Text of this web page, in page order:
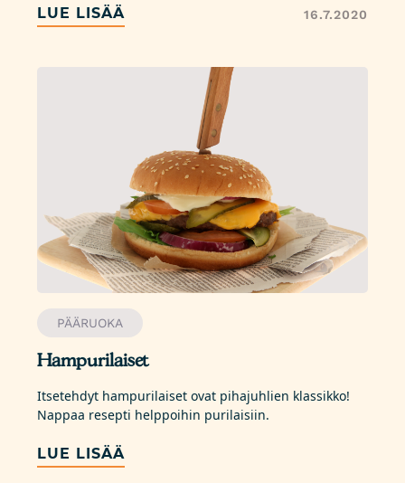
LUE LISÄÄ 16.7.2020
PÄÄRUOKA
Hampurilaiset
Itsetehdyt hampurilaiset ovat pihajuhlien klassikko!
Nappaa resepti helppoihin purilaisiin.
LUE LISÄÄ